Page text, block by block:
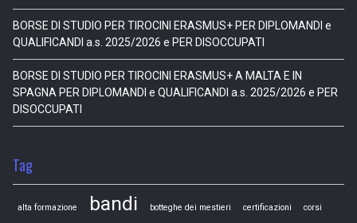
BORSE DI STUDIO PER TIROCINI ERASMUS+ PER DIPLOMANDI e
QUALIFICANDI a.s. 2025/2026 e PER DISOCCUPATI
BORSE DI STUDIO PER TIROCINI ERASMUS+ A MALTA E IN
SPAGNA PER DIPLOMANDI e QUALIFICANDI a.s. 2025/2026 e PER
DISOCCUPATI
Tag
alta formazione bandi botteghe dei mestieri certificazioni corsi